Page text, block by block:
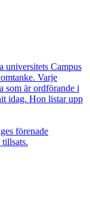
universitets Campus
Varje
som är ordförande i
idag. Hon listar upp
förenade